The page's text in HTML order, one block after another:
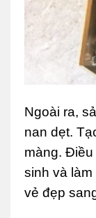
Ngoài ra,
nan dẹt.
màng.
sinh và
vẻ đẹp